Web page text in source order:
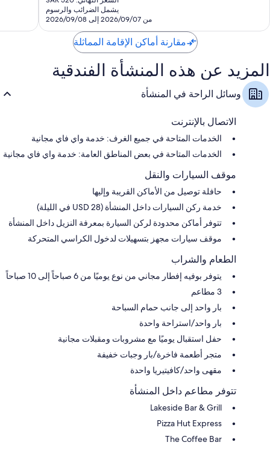
حمامات مزودة بوحدات دش مع أحواض استحمام ومستلزمات مجانية للعناية
تلفزيونات بشاشة عالية الوضوح 55-بوصة مزودة بقنوات بريميوم
ماكينات صنع القهوة/الشاي، وخدمة تنظيف الغرف يوميًا، ومكاتب
هو
SAR
463
يشمل الضرائب والرسوم
من 2026/09/07 إلى 2026/09/08
مقارنة أماكن الإقامة المماثلة
المزيد عن هذه المنشأة الفندقية
وسائل الراحة في المنشأة
الاتصال بالإنترنت
الخدمات المتاحة في جميع الغرف: خدمة واي فاي مجانية
الخدمات المتاحة في بعض المناطق العامة: خدمة واي فاي مجانية
موقف السيارات والنقل
حافلة توصيل من الأماكن القريبة وإليها
خدمة ركن السيارات داخل المنشأة (USD 28 في الليلة)
تتوفر أماكن محدودة لركن السيارة بمعرفة النزيل داخل المنشأة
موقف سيارات مجهز بتسهيلات لدخول الكراسي المتحركة
الطعام والشراب
يتوفر بوفيه إفطار مجاني من نوع يوميًا من 6 صباحاً إلى 10 صباحاً
3 مطاعم
بار واحد إلى جانب حمام السباحة
بار واحد/استراحة واحدة
حفل استقبال يوميًا مع مشروبات ومقبلات مجانية
متجر أطعمة فاخرة/بار وجبات خفيفة
مقهى واحد/كافيتيريا واحدة
تتوفر مطاعم داخل المنشأة
Lakeside Bar & Grill
Pizza Hut Express
The Coffee Bar